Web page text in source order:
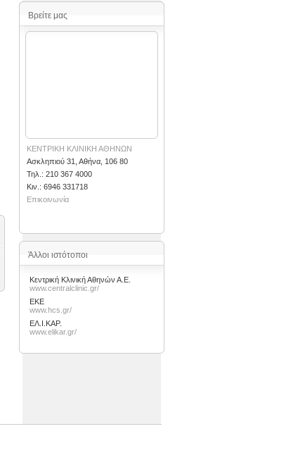
Βρείτε μας
ΚΕΝΤΡΙΚΗ ΚΛΙΝΙΚΗ ΑΘΗΝΩΝ
Ασκληπιού 31, Αθήνα, 106 80
Τηλ.: 210 367 4000
Kιν.: 6946 331718
Επικοινωνία
Άλλοι ιστότοποι
Κεντρική Κλινική Αθηνών Α.Ε.
www.centralclinic.gr/
ΕΚΕ
www.hcs.gr/
ΕΛ.Ι.ΚΑΡ.
www.elikar.gr/